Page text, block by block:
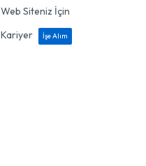
Web Siteniz İçin
Kariyer
İşe Alım